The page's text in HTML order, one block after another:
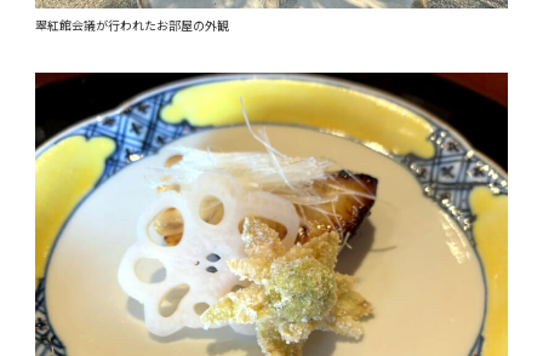
翠紅館会議が行われたお部屋の外観